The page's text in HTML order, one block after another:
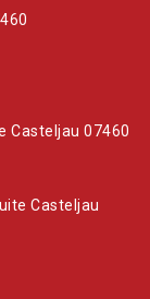
Casteljau 07460
Casteljau